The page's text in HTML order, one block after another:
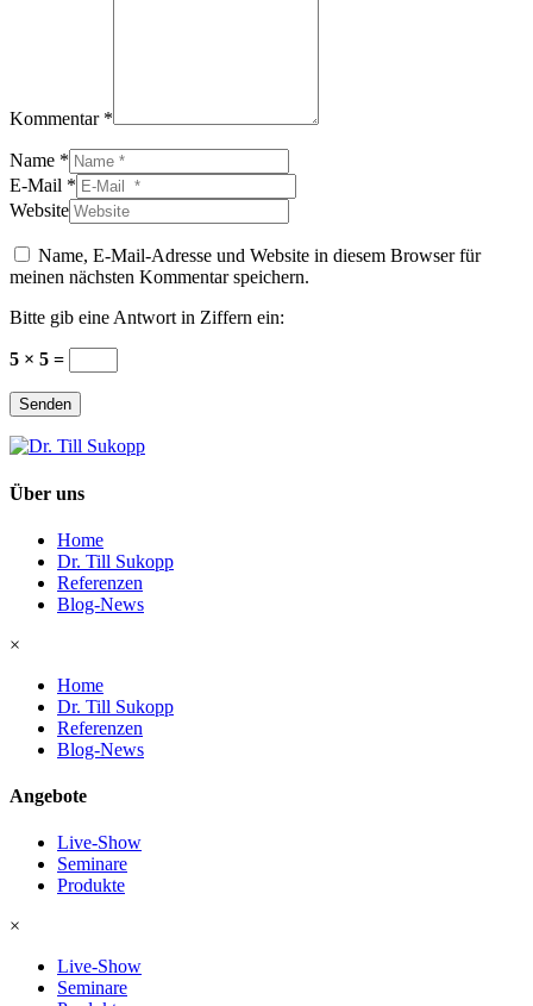
Kommentar *
Name *
E-Mail *
Website
Name, E-Mail-Adresse und Website in diesem Browser für
meinen nächsten Kommentar speichern.
Bitte gib eine Antwort in Ziffern ein:
5 × 5 =
Senden
Über uns
Home
Dr. Till Sukopp
Referenzen
Blog-News
×
Home
Dr. Till Sukopp
Referenzen
Blog-News
Angebote
Live-Show
Seminare
Produkte
×
Live-Show
Seminare